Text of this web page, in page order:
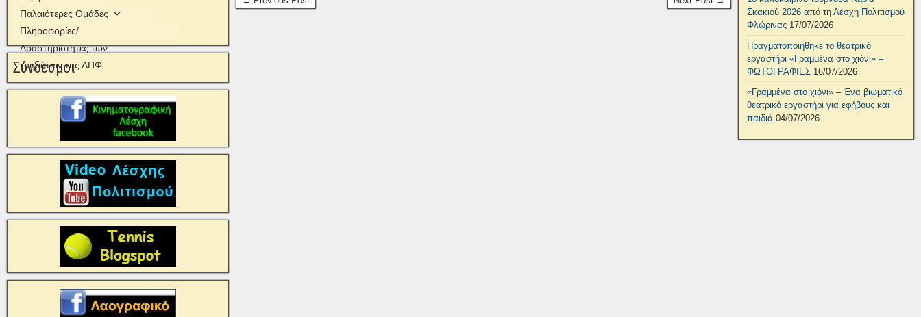
Παλαιότερες Ομάδες
Πληροφορίες/
Δραστηριότητες των
τμημάτων της ΛΠΦ
Σύνδεσμοι
Σκακιού 2026 από τη Λέσχη Πολιτισμού
Φλώρινας 17/07/2026
Πραγματοποιήθηκε το θεατρικό
εργαστήρι «Γραμμένα στο χιόνι» –
ΦΩΤΟΓΡΑΦΙΕΣ 16/07/2026
«Γραμμένα στο χιόνι» – Ένα βιωματικό
θεατρικό εργαστήρι για εφήβους και
παιδιά 04/07/2026